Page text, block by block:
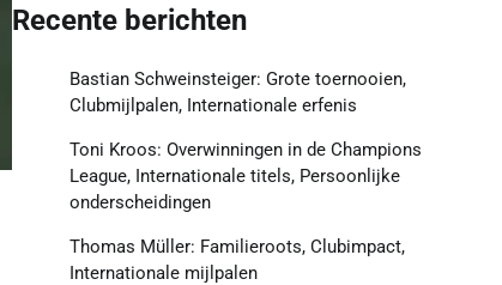
Recente berichten
Bastian Schweinsteiger: Grote toernooien,
Clubmijlpalen, Internationale erfenis
Toni Kroos: Overwinningen in de Champions
League, Internationale titels, Persoonlijke
onderscheidingen
Thomas Müller: Familieroots, Clubimpact,
Internationale mijlpalen